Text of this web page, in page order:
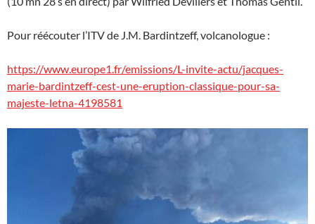
Pour réécouter l’ITV de J.M. Bardintzeff, volcanologue :
https://www.europe1.fr/emissions/L-invite-actu/jacques-
marie-bardintzeff-cest-une-eruption-classique-pour-sa-
majeste-letna-4198581